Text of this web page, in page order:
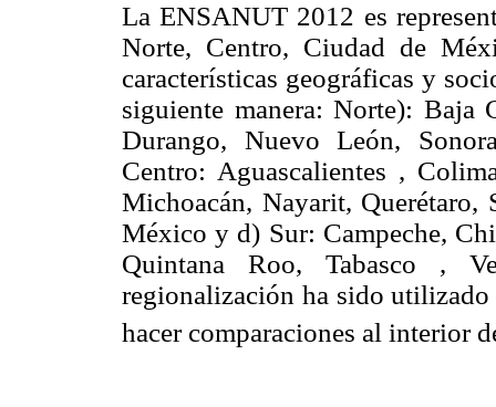
La ENSANUT 2012 es
Norte, Centro, Ciudad de
características geográficas y
siguiente manera: Norte): Baja
Durango, Nuevo León,
Centro: Aguascalientes ,
Michoacán, Nayarit,
México y d) Sur: Campeche,
Quintana Roo, Tabasco ,
regionalización ha sido
hacer comparaciones al interior